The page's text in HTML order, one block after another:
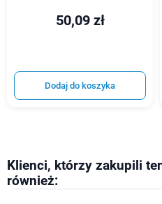
50,09 zł
Dodaj do koszyka
Klienci, którzy zakupili
również: